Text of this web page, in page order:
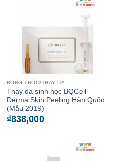
BONG TRÓC/THAY DA
Thay da sinh học BQCell
Derma Skin Peeling Hàn Quốc
(Mẫu 2019)
₫838,000